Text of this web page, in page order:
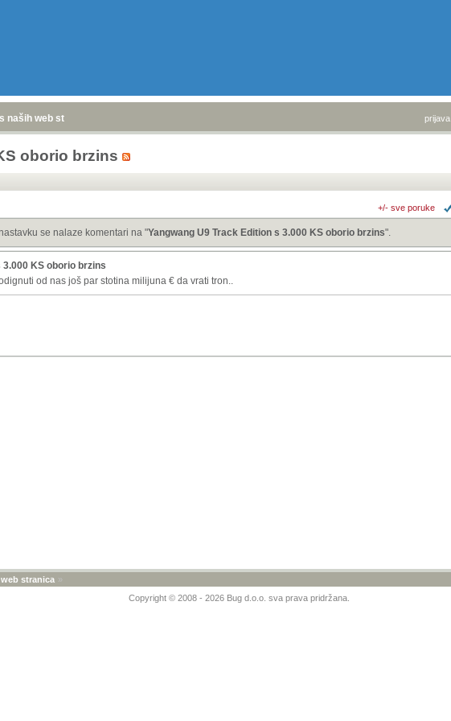
naših web stranica prijava
oborio brzins
+/- sve poruke
se nalaze komentari na "Yangwang U9 Track Edition s 3.000 KS oborio brzins".
KS oborio brzins
od nas još par stotina milijuna € da vrati tron..
stranica »
Copyright © 2008 - 2026 Bug d.o.o. sva prava pridržana.